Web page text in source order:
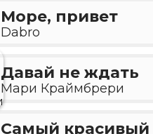
Море, привет
Dabro
Давай не ждать
Мари Краймбрери
Самый красивый